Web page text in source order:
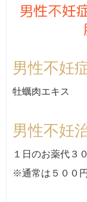
男性不妊
男性不妊
牡蠣肉エキス
男性不妊
１日のお薬代３
※通常は５００